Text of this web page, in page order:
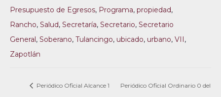
Presupuesto de Egresos, Programa, propiedad,
Rancho, Salud, Secretaría, Secretario, Secretario
General, Soberano, Tulancingo, ubicado, urbano, VII,
Zapotlán
Periódico Oficial Alcance 1 Periódico Oficial Ordinario 0 del